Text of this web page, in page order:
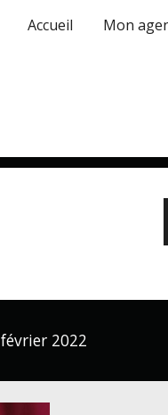
Skip to
Accueil Mon
février 2022